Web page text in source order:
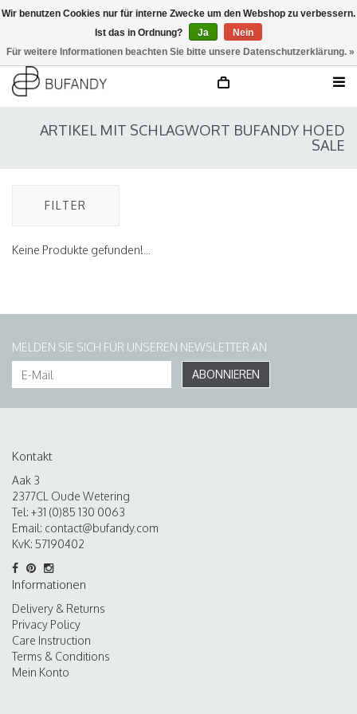
ARTIKEL MIT SCHLAGWORT BUFANDY HOED
SALE
FILTER
Keine Produkte gefunden!...
MELDEN SIE SICH FÜR UNSEREN NEWSLETTER AN
ABONNIEREN
Kontakt
Aak 3
2377CL Oude Wetering
Tel: +31 (0)85 130 0063
Email: contact@bufandy.com
KvK: 57190402
Informationen
Delivery & Returns
Privacy Policy
Care Instruction
Terms & Conditions
Mein Konto
Wir benutzen Cookies nur für interne Zwecke um den Webshop zu verbessern.
Ist das in Ordnung?
Ja
Nein
Für weitere Informationen beachten Sie bitte unsere Datenschutzerklärung. »